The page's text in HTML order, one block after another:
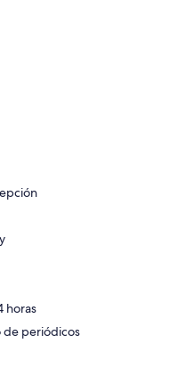
horas
de periódicos